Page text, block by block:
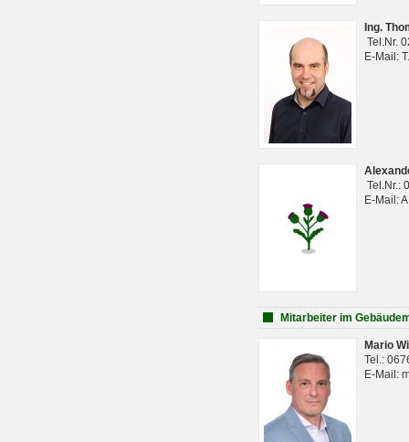
Ing.
Tel.Nr.
E-Mail:
Tel.Nr.:
E-Mail:
Mitarbeiter im
Mario
Tel.:
E-Mail: